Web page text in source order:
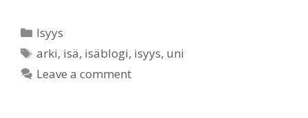
Categories
Isyys
Tags
arki, isä, isäblogi, isyys, uni
Leave a comment